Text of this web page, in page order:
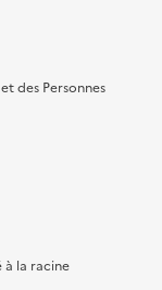
des Personnes
à la racine